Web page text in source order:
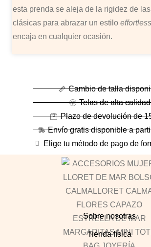
esta prenda se aleja de la rigidez de
clásicas para abrazar un estilo
encaja en cualquier ocasión.
Cambio de talla
Telas de alta calidad
Plazo de devolución de
Envío gratis disponible a
Elige tu método de pago de
Sobre nosotras
Tienda física